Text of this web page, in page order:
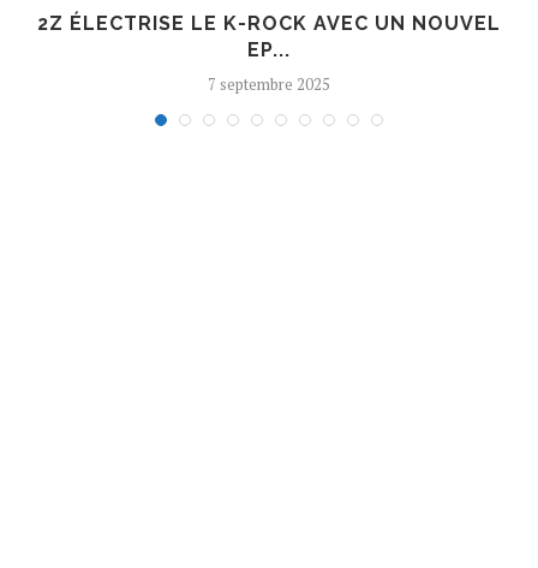
2Z ÉLECTRISE LE K-ROCK AVEC UN NOUVEL
EP...
7 septembre 2025